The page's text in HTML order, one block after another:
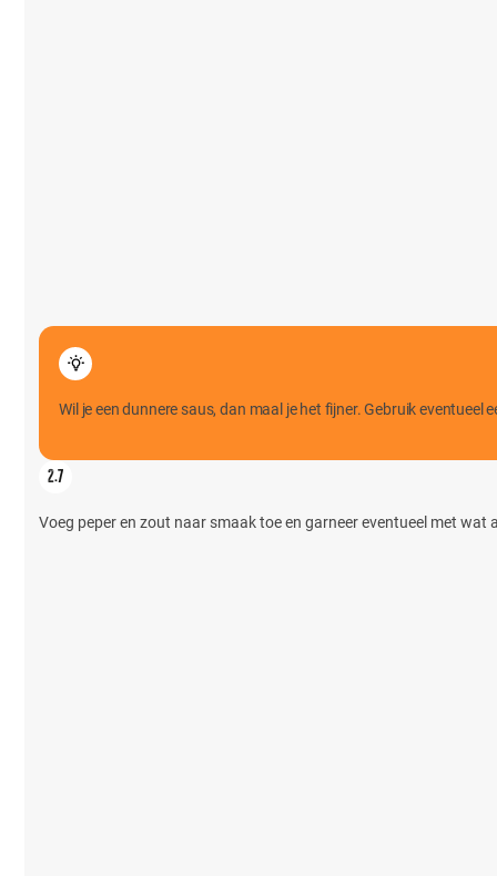
Wil je een dunnere saus, dan maal je het fijner. Gebruik eventueel
Voeg peper en zout naar smaak toe en garneer eventueel met